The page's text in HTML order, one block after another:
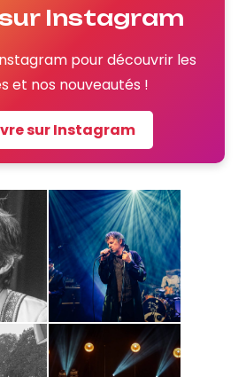
Instagram
pour découvrir les
et nos nouveautés !
sur Instagram